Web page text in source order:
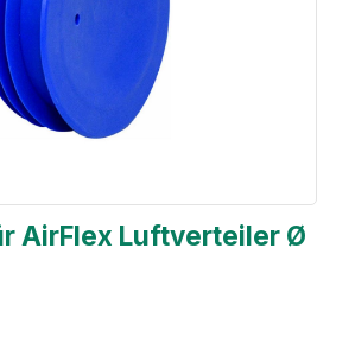
AirFlex Luftverteiler Ø